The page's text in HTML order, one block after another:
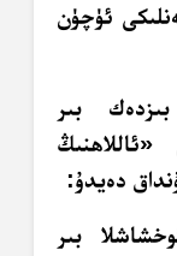
ئۈچۈن
بىر
دەيدۇ:
بىر